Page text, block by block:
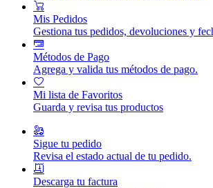
Mis Pedidos
Gestiona tus pedidos, devoluciones y
Métodos de Pago
Agrega y valida tus métodos de pago.
Mi lista de Favoritos
Guarda y revisa tus productos
Sigue tu pedido
Revisa el estado actual de tu pedido.
Descarga tu factura